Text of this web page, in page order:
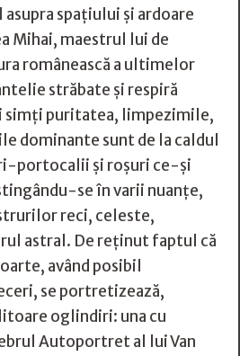
spaţiului şi ardoare
Mihai, maestrul lui de
românească a ultimelor
străbate şi respiră
simţi puritatea, limpezimile,
dominante sunt de la caldul
portocalii şi roşuri ce-şi
se în varii nuanţe,
reci, celeste,
astral. De reținut faptul că
având posibil
se portretizează,
oglindiri: una cu
Autoportret al lui Van